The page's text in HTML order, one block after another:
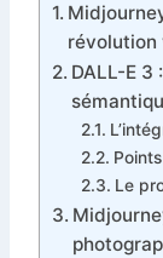
révolution
DALL-E 3
Le